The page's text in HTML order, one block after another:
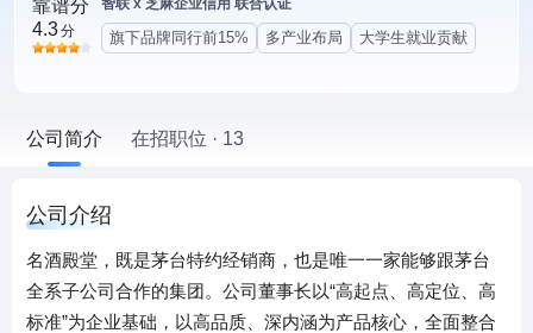
靠谱分
4.3分
智联 x 芝麻企业信用 联合认证
旗下品牌同行前15% 多产业布局 大学生就业贡献
公司简介 在招职位 · 13
公司介绍
名酒殿堂，既是茅台特约经销商，也是唯一一家能够跟茅台
全系子公司合作的集团。公司董事长以“高起点、高定位、高
标准”为企业基础，以高品质、深内涵为产品核心，全面整合